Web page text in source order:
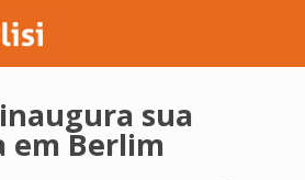
sua
em Berlim